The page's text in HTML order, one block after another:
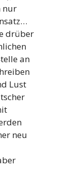
nur
drüber
an
Lust
neu